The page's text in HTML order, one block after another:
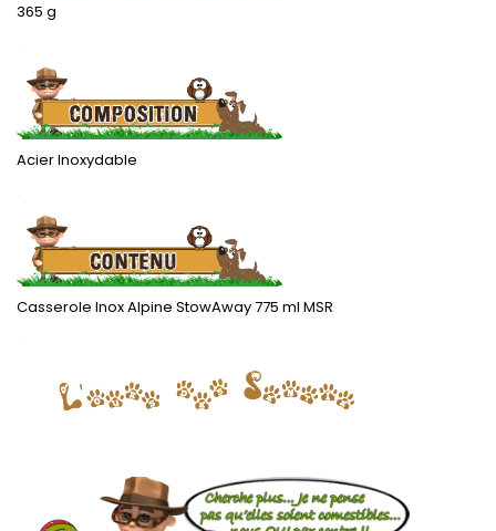
365 g
.
Acier Inoxydable
.
Casserole Inox Alpine StowAway 775 ml MSR
.